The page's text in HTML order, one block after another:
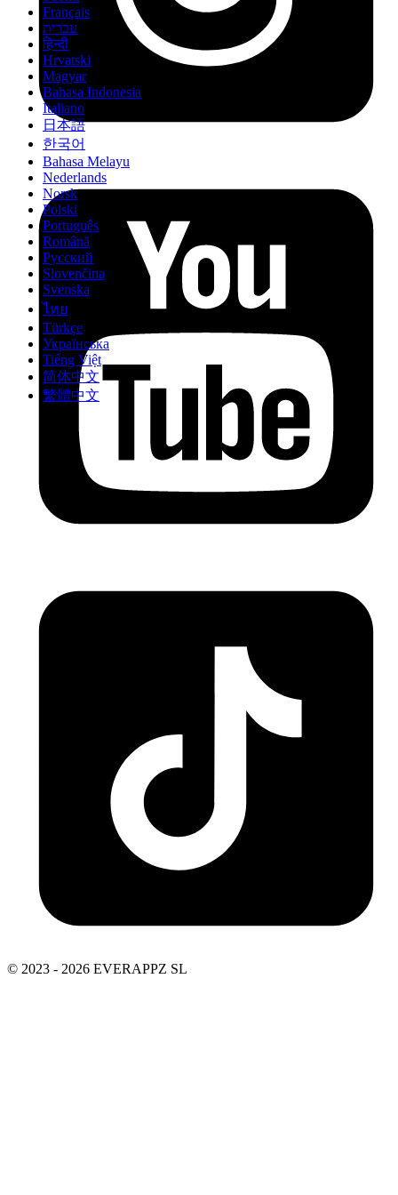
Français
עברית
हिन्दी
Hrvatski
Magyar
Bahasa Indonesia
Italiano
日本語
한국어
Bahasa Melayu
Nederlands
Norsk
Polski
Português
Română
Русский
Slovenčina
Svenska
ไทย
Türkçe
Українська
Tiếng Việt
简体中文
繁體中文
© 2023 - 2026 EVERAPPZ SL